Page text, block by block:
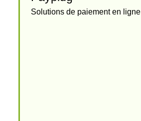
Solutions de paiement en ligne